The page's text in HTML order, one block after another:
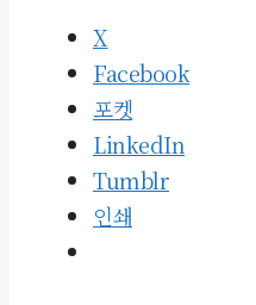
X
Facebook
포켓
LinkedIn
Tumblr
인쇄